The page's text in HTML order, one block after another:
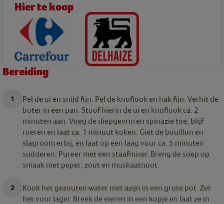
Hier te koop
Bereiding
Pel de ui en snijd fijn. Pel de knoflook en hak fijn. Verhit de
boter in een pan. Stoof hierin de ui en knoflook ca. 2
minuten aan. Voeg de diepgevroren spinazie toe, blijf
roeren en laat ca. 1 minuut koken. Giet de bouillon en
slagroom erbij, en laat op een laag vuur ca. 5 minuten
sudderen. Pureer met een staafmixer. Breng de soep op
smaak met peper, zout en muskaatnoot.
Kook het gezouten water met azijn in een grote pot. Zet
het vuur lager. Breek de eieren in een kopje en laat ze in